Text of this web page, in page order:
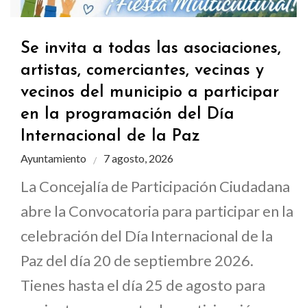
Se invita a todas las asociaciones,
artistas, comerciantes, vecinas y
vecinos del municipio a participar
en la programación del Día
Internacional de la Paz
Ayuntamiento 7 agosto, 2026
La Concejalía de Participación Ciudadana
abre la Convocatoria para participar en la
celebración del Día Internacional de la
Paz del día 20 de septiembre 2026.
Tienes hasta el día 25 de agosto para